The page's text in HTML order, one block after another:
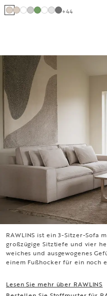
+44
RAWLINS
RAWLINS ist ein 3-Sitzer-Sofa
großzügige Sitztiefe und vier
weiches und ausgewogenes
einem Fußhocker für ein noch
Lesen Sie mehr über RAWLINS